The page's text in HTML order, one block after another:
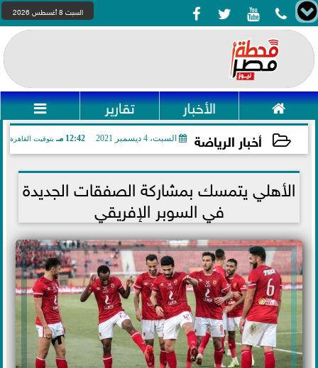
    السبت 8 أغسطس 2026
 الأخبار تقارير 
أخبار الرياضة السبت، 4 ديسمبر 2021 12:42 مـ بتوقيت القاهرة
2021-12-04 12:42:31
الأهلي يتمسك بمشاركة الصفقات الجديدة
في السوبر الإفريقي